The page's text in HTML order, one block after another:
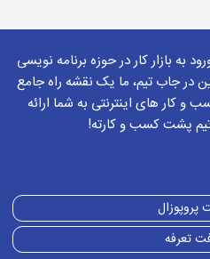
به بازار کار در حوزه برنامه نویسی
در جاب تیم، ما یک نقشه راه جامع
کار های اینترنتی به شما ارائه
پشت کسب و کارته!
پروپوزال
تعرفه